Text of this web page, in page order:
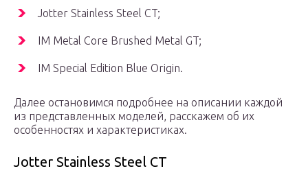
Jotter Stainless Steel CT;
IM Metal Core Brushed Metal GT;
IM Special Edition Blue Origin.
Далее остановимся подробнее на описании каждой
из представленных моделей, расскажем об их
особенностях и характеристиках.
Jotter Stainless Steel CT